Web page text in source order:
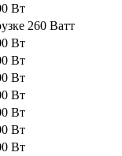
Вт
260 Ватт
Вт
Вт
Вт
Вт
Вт
Вт
Вт